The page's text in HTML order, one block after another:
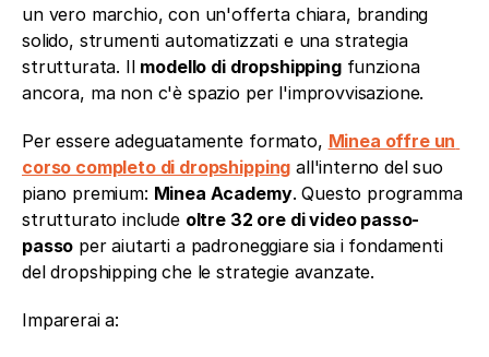
un vero marchio, con un'offerta chiara, branding
solido, strumenti automatizzati e una strategia
strutturata. Il modello di dropshipping funziona
ancora, ma non c'è spazio per l'improvvisazione.
Per essere adeguatamente formato, Minea offre un
corso completo di dropshipping all'interno del suo
piano premium: Minea Academy. Questo programma
strutturato include oltre 32 ore di video passo-
passo per aiutarti a padroneggiare sia i fondamenti
del dropshipping che le strategie avanzate.
Imparerai a: